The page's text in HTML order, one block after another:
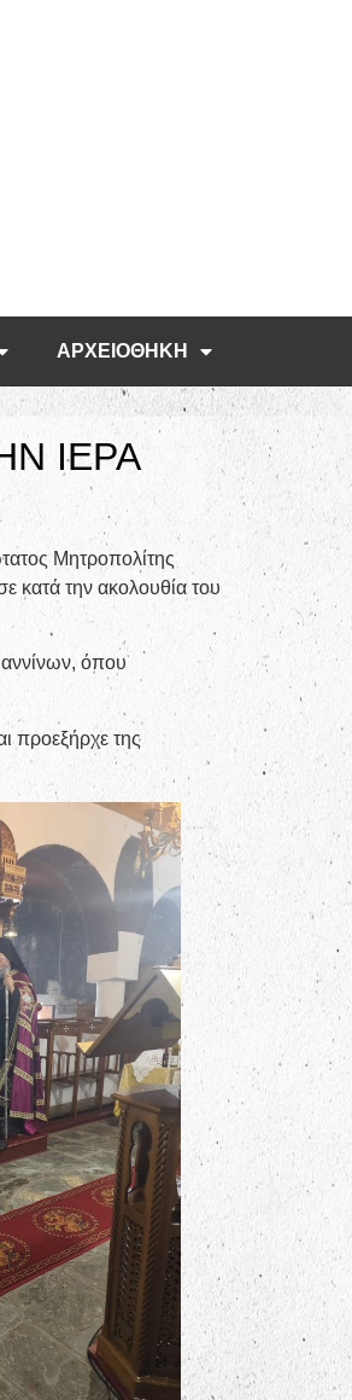
ΑΡΧΕΙΟΘΗΚΗ
ΙΕΡΑ
Μητροπολίτης
κατά την ακολουθία του
όπου
προεξήρχε της